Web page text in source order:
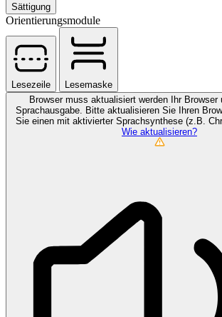
Sättigung
Orientierungsmodule
Lesezeile
Lesemaske
Browser muss aktualisiert werden
Ihr
Sprachausgabe. Bitte aktualisieren Sie Ihren
Sie einen mit aktivierter Sprachsynthese (z.B.
Wie aktualisieren?